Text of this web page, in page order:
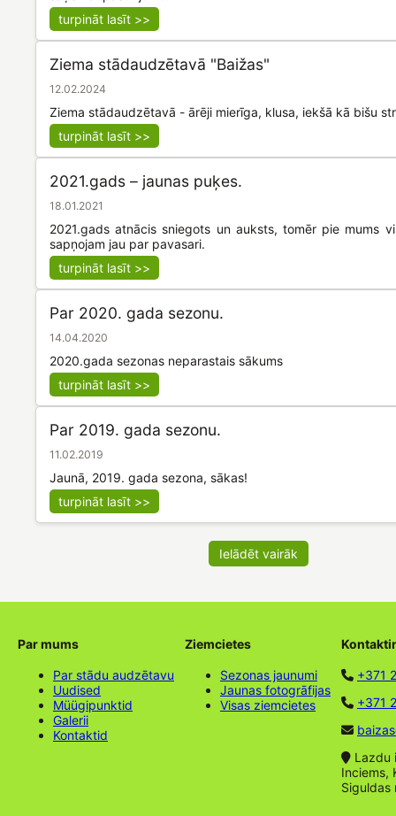
turpināt lasīt >>
Ziema stādaudzētavā "Baižas"
12.02.2024
Ziema stādaudzētavā - ārēji mierīga, klusa, iekšā kā bišu
turpināt lasīt >>
2021.gads – jaunas puķes.
18.01.2021
2021.gads atnācis sniegots un auksts, tomēr pie mums
sapņojam jau par pavasari.
turpināt lasīt >>
Par 2020. gada sezonu.
14.04.2020
2020.gada sezonas neparastais sākums
turpināt lasīt >>
Par 2019. gada sezonu.
11.02.2019
Jaunā, 2019. gada sezona, sākas!
turpināt lasīt >>
Ielādēt vairāk
Par mums
Par stādu audzētavu
Uudised
Müügipunktid
Galerii
Kontaktid
Ziemcietes
Sezonas jaunumi
Jaunas fotogrāfijas
Visas ziemcietes
+371
+371
Lazdu
Inciems,
Siguldas